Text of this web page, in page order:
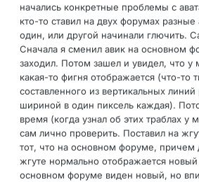
начались конкретные проблемы с
кто-то ставил на двух форумах разные
один, или другой начинали глючить.
Сначала я сменил авик на основном
заходил. Потом зашел и увидел, что у
какая-то фигня отображается (что-то
составленного из вертикальных линий
шириной в один пиксель каждая).
время (когда узнал об этих траблах
сам лично проверить. Поставил на
тот, что на основном форуме, причем
жгуте нормально отображается
основном форуме виден новый, но